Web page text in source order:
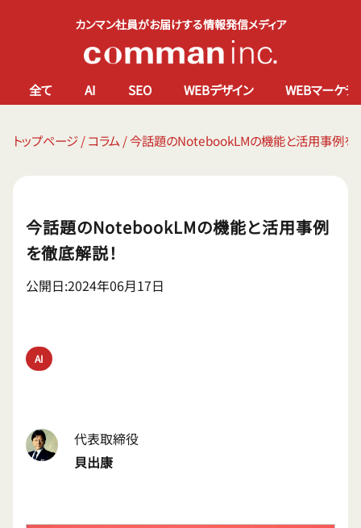
カンマン社員がお届けする情報発信メディア
全て AI SEO WEBデザイン WEBマーケテ
トップページ/コラム /今話題のNotebookLMの機能と活用事例を
今話題のNotebookLMの機能と活用事例
を徹底解説！
公開日:2024年06月17日
AI
代表取締役
貝出康